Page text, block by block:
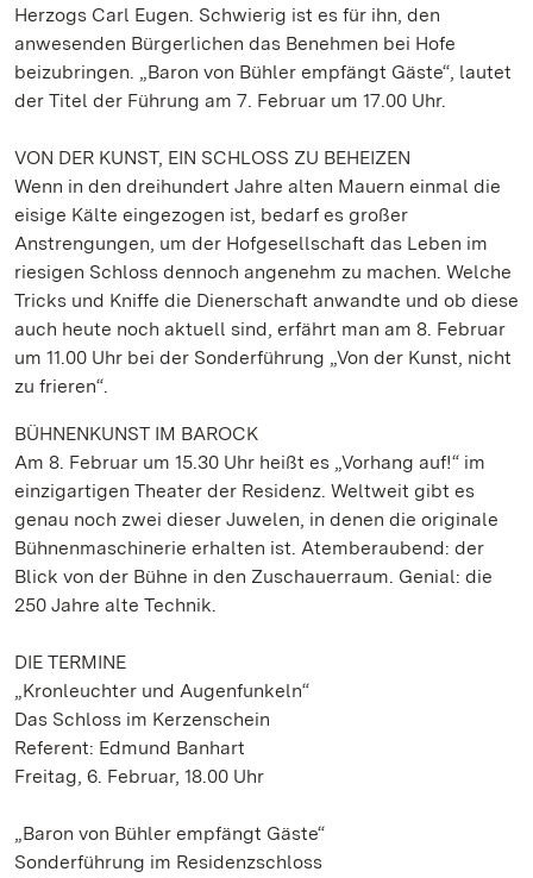
Herzogs Carl Eugen. Schwierig ist es für ihn, den
anwesenden Bürgerlichen das Benehmen bei Hofe
beizubringen. „Baron von Bühler empfängt Gäste“, lautet
der Titel der Führung am 7. Februar um 17.00 Uhr.
VON DER KUNST, EIN SCHLOSS ZU BEHEIZEN
Wenn in den dreihundert Jahre alten Mauern einmal die
eisige Kälte eingezogen ist, bedarf es großer
Anstrengungen, um der Hofgesellschaft das Leben im
riesigen Schloss dennoch angenehm zu machen. Welche
Tricks und Kniffe die Dienerschaft anwandte und ob diese
auch heute noch aktuell sind, erfährt man am 8. Februar
um 11.00 Uhr bei der Sonderführung „Von der Kunst, nicht
zu frieren“.
BÜHNENKUNST IM BAROCK
Am 8. Februar um 15.30 Uhr heißt es „Vorhang auf!“ im
einzigartigen Theater der Residenz. Weltweit gibt es
genau noch zwei dieser Juwelen, in denen die originale
Bühnenmaschinerie erhalten ist. Atemberaubend: der
Blick von der Bühne in den Zuschauerraum. Genial: die
250 Jahre alte Technik.
DIE TERMINE
„Kronleuchter und Augenfunkeln“
Das Schloss im Kerzenschein
Referent: Edmund Banhart
Freitag, 6. Februar, 18.00 Uhr
„Baron von Bühler empfängt Gäste“
Sonderführung im Residenzschloss